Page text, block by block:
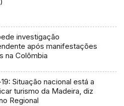
investigação
após manifestações
na Colômbia
Situação nacional está a
turismo da Madeira, diz
Regional